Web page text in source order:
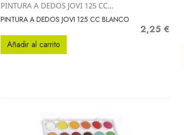
 Vista rápida
PINTURA A DEDOS JOVI 125 CC...
PINTURA A DEDOS JOVI 125 CC BLANCO
Precio
2,25 €
Añadir al carrito